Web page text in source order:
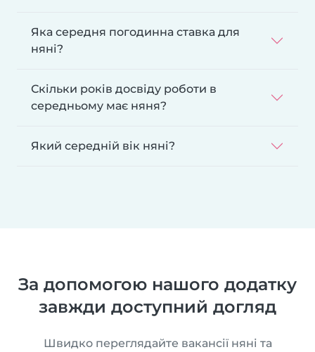
Яка середня погодинна ставка для
няні?
Скільки років досвіду роботи в
середньому має няня?
Який середній вік няні?
За допомогою нашого додатку
завжди доступний догляд
Швидко переглядайте вакансії няні та